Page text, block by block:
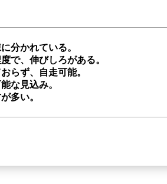
分かれている。
で、伸びしろがある。
らず、自走可能。
な見込み。
多い。